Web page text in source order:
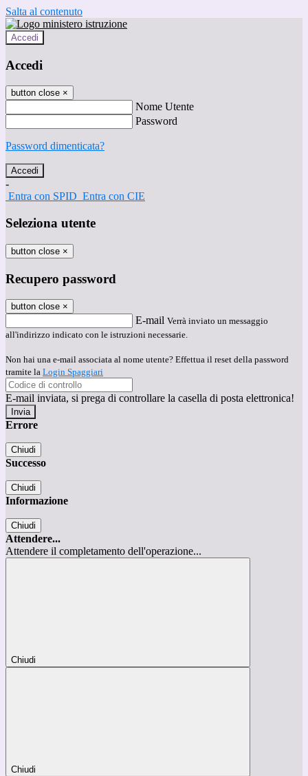
Salta al contenuto
Accedi
Accedi
button close ×
Nome Utente
Password
Password dimenticata?
-
Entra con SPID Entra con CIE
Seleziona utente
button close ×
Recupero password
button close ×
E-mail Verrà inviato un messaggio
all'indirizzo indicato con le istruzioni necessarie.
Non hai una e-mail associata al nome utente? Effettua il reset della password
tramite la Login Spaggiari
E-mail inviata, si prega di controllare la casella di posta elettronica!
Errore
Chiudi
Successo
Chiudi
Informazione
Chiudi
Attendere...
Attendere il completamento dell'operazione...
Chiudi
Chiudi